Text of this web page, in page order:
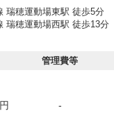
瑞穂運動場東駅 徒歩5分
瑞穂運動場西駅 徒歩13分
管理費等
-